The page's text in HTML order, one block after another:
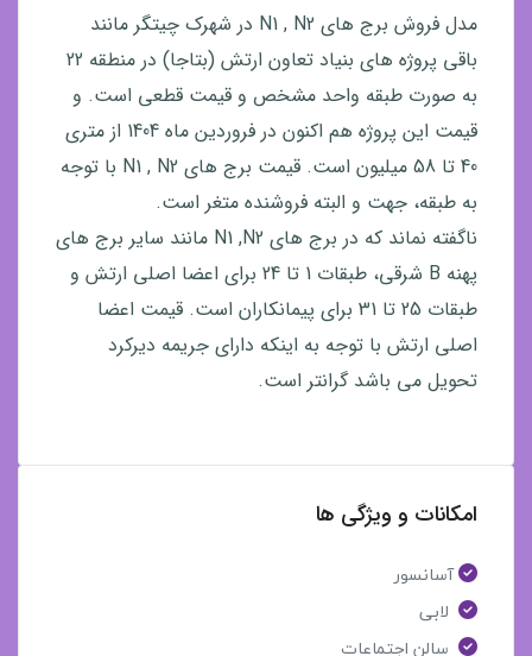
مدل فروش برج های N1 , N2 در شهرک چیتگر مانند
باقی پروژه های بنیاد تعاون ارتش (بتاجا) در منطقه 22
به صورت طبقه واحد مشخص و قیمت قطعی است. و
قیمت این پروژه هم اکنون در فروردین ماه 1404 از متری
40 تا 58 میلیون است. قیمت برج های N1 , N2 با توجه
به طبقه، جهت و البته فروشنده متغر است.
ناگفته نماند که در برج های N1 ,N2 مانند سایر برج های
پهنه B شرقی، طبقات 1 تا 24 برای اعضا اصلی ارتش و
طبقات 25 تا 31 برای پیمانکاران است. قیمت اعضا
اصلی ارتش با توجه به اینکه دارای جریمه دیرکرد
تحویل می باشد گرانتر است.
امکانات و ویژگی ها
آسانسور
لابی
سالن اجتماعات